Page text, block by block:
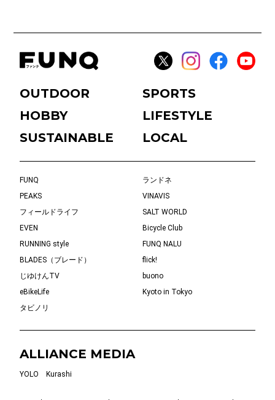
OUTDOOR
SPORTS
HOBBY
LIFESTYLE
SUSTAINABLE
LOCAL
FUNQ
ランドネ
PEAKS
VINAVIS
フィールドライフ
SALT WORLD
EVEN
Bicycle Club
RUNNING style
FUNQ NALU
BLADES（ブレード）
flick!
じゆけんTV
buono
eBikeLife
Kyoto in Tokyo
タビノリ
ALLIANCE MEDIA
YOLO Kurashi